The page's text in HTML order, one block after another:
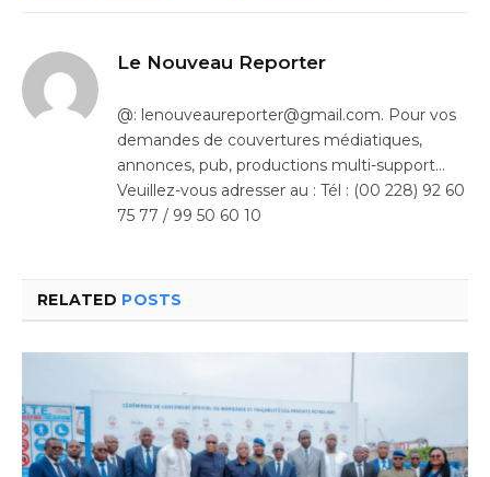
Le Nouveau Reporter
@: lenouveaureporter@gmail.com. Pour vos
demandes de couvertures médiatiques,
annonces, pub, productions multi-support…
Veuillez-vous adresser au : Tél : (00 228) 92 60
75 77 / 99 50 60 10
RELATED POSTS